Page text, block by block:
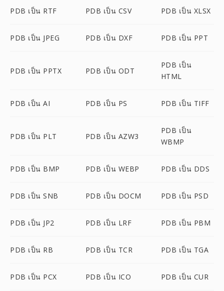
PDB เป็น RTF PDB เป็น CSV PDB เป็น XLSX
PDB เป็น JPEG PDB เป็น DXF PDB เป็น PPT
PDB เป็น PPTX PDB เป็น ODT
PDB เป็น
HTML
PDB เป็น AI PDB เป็น PS PDB เป็น TIFF
PDB เป็น PLT PDB เป็น AZW3
PDB เป็น
WBMP
PDB เป็น BMP PDB เป็น WEBP PDB เป็น DDS
PDB เป็น SNB PDB เป็น DOCM PDB เป็น PSD
PDB เป็น JP2 PDB เป็น LRF PDB เป็น PBM
PDB เป็น RB PDB เป็น TCR PDB เป็น TGA
PDB เป็น PCX PDB เป็น ICO PDB เป็น CUR